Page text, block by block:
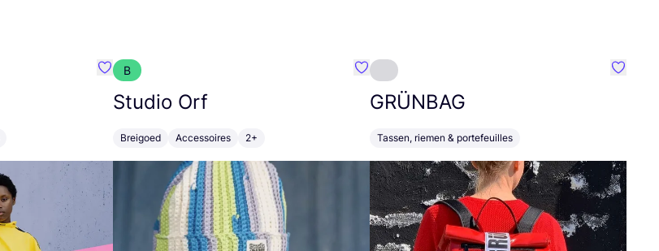
Favoriete {naam}
B
Studio Orf
Breigoed Accessoires 2+
Favoriete {naam}
GRÜNBAG
Tassen, riemen & portefeuilles